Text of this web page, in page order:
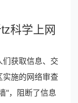
科学上网
获取信息、交
实施的网络审查
"，阻断了信息